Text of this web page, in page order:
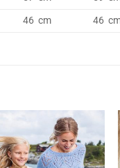
46 cm 46